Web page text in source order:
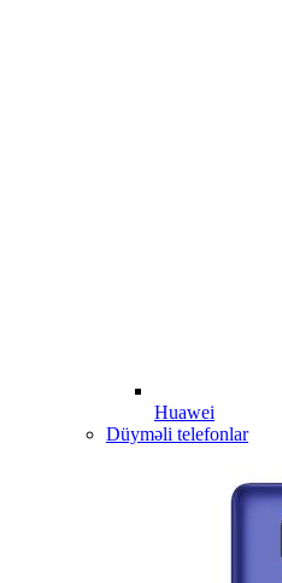
Huawei
Düyməli telefonlar